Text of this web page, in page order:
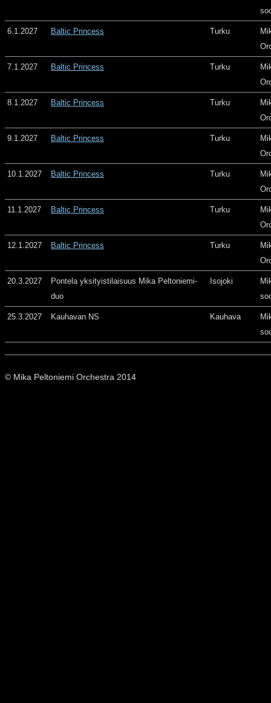
6.1.2027 Baltic Princess Turku
7.1.2027 Baltic Princess Turku
8.1.2027 Baltic Princess Turku
9.1.2027 Baltic Princess Turku
10.1.2027 Baltic Princess Turku
11.1.2027 Baltic Princess Turku
12.1.2027 Baltic Princess Turku
20.3.2027
Pontela yksityistilaisuus Mika Peltoniemi-
duo
Isojoki
25.3.2027 Kauhavan NS Kauhava
© Mika Peltoniemi Orchestra 2014